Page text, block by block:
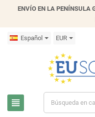
ENVÍO EN LA PENÍNSULA
Español EUR
view_headline